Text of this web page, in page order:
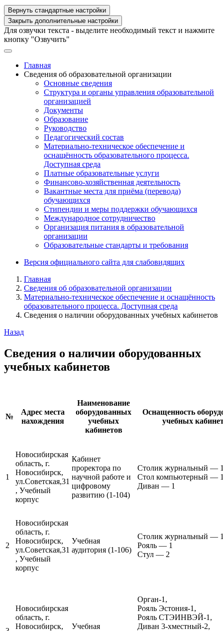
Вернуть стандартные настройки
Закрыть дополнительные настройки
Для озвучки текста - выделите необходимый текст и нажмите
кнопку "Озвучить"
Главная
Сведения об образовательной организации
Основные сведения
Структура и органы управления образовательной
организацией
Документы
Образование
Руководство
Педагогический состав
Материально-техническое обеспечение и
оснащённость образовательного процесса.
Доступная среда
Платные образовательные услуги
Финансово-хозяйственная деятельность
Вакантные места для приёма (перевода)
обучающихся
Стипендии и меры поддержки обучающихся
Международное сотрудничество
Организация питания в образовательной
организации
Образовательные стандарты и требования
Версия официального сайта для слабовидящих
Главная
Сведения об образовательной организации
Материально-техническое обеспечение и оснащённость
образовательного процесса. Доступная среда
Сведения о наличии оборудованных учебных кабинетов
Назад
Сведения о наличии оборудованных
учебных кабинетов
№
Адрес места
нахождения
Наименование
оборудованных
учебных
кабинетов
Оснащенность
учебных
1
Новосибирская
область, г.
Новосибирск,
ул.Советская,31
, Учебный
корпус
Кабинет
проректора по
научной работе и
цифровому
развитию (1-104)
Столик журнальный —
Стол компьютерный —
Диван — 1
2
Новосибирская
область, г.
Новосибирск,
ул.Советская,31
, Учебный
корпус
Учебная
аудитория (1-106)
Столик журнальный —
Рояль — 1
Стул — 2
Новосибирская
область, г.
Новосибирск,
Учебная
Орган-1,
Рояль Эстония-1,
Рояль СТЭИНВЭЙ-1,
Диван 3-хместный-2,